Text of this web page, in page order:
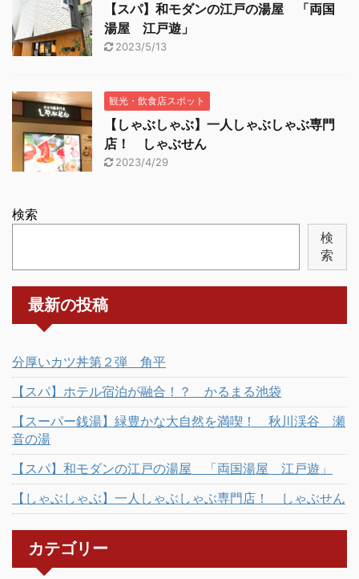
【スパ】和モダンの江戸の湯屋 「両国
湯屋 江戸遊」
2023/5/13
観光・飲食店スポット
【しゃぶしゃぶ】一人しゃぶしゃぶ専門
店！ しゃぶせん
2023/4/29
検索
検
索
最新の投稿
分厚いカツ丼第２弾 角平
【スパ】ホテル宿泊が融合！？ かるまる池袋
【スーパー銭湯】緑豊かな大自然を満喫！ 秋川渓谷 瀬
音の湯
【スパ】和モダンの江戸の湯屋 「両国湯屋 江戸遊」
【しゃぶしゃぶ】一人しゃぶしゃぶ専門店！ しゃぶせん
カテゴリー